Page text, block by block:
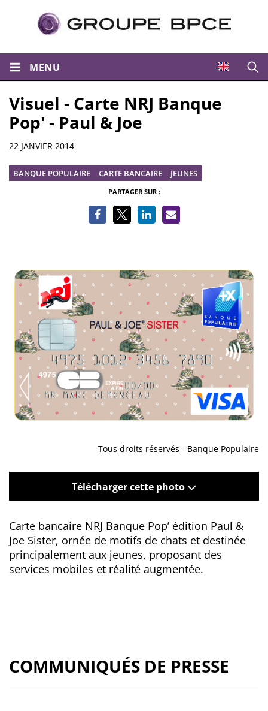
MENU
Visuel - Carte NRJ Banque
Pop' - Paul & Joe
Informations
22 JANVIER 2014
BANQUE POPULAIRE CARTE BANCAIRE JEUNES
PARTAGER SUR :
Tous droits réservés - Banque Populaire
Télécharger cette photo
Carte bancaire NRJ Banque Pop’ édition Paul &
Joe Sister, ornée de motifs de chats et destinée
principalement aux jeunes, proposant des
services mobiles et réalité augmentée.
COMMUNIQUÉS DE PRESSE